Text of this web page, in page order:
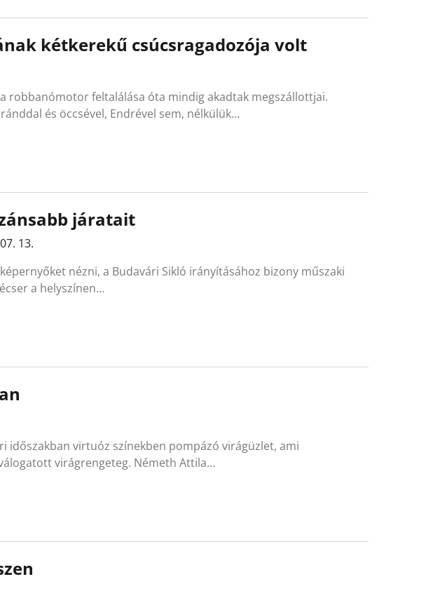
kétkerekű csúcsragadozója volt
robbanómotor feltalálása óta mindig akadtak megszállottjai.
és öccsével, Endrével sem, nélkülük…
járatait
13.
nézni, a Budavári Sikló irányításához bizony műszaki
a helyszínen…
időszakban virtuóz színekben pompázó virágüzlet, ami
virágrengeteg. Németh Attila…